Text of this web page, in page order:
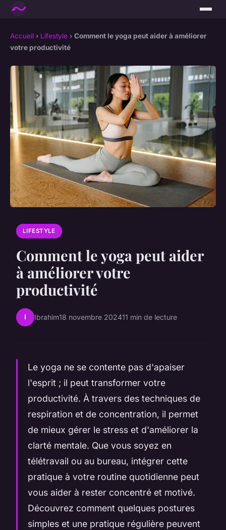
Accueil › Lifestyle › Comment le yoga peut aider à améliorer
votre productivité
LIFESTYLE
Comment le yoga peut aider
à améliorer votre
productivité
I Ibrahim18 novembre 202411 min de lecture
Le yoga ne se contente pas d'apaiser
l'esprit ; il peut transformer votre
productivité. À travers des techniques de
respiration et de concentration, il permet
de mieux gérer le stress et d'améliorer la
clarté mentale. Que vous soyez en
télétravail ou au bureau, intégrer cette
pratique à votre routine quotidienne peut
vous aider à rester concentré et motivé.
Découvrez comment quelques postures
simples et une pratique régulière peuvent